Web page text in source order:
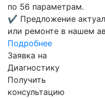
по 56 параметрам.
✔ Предложение
или ремонте в нашем
Подробнее
Заявка на
Диагностику
Получить
консультацию